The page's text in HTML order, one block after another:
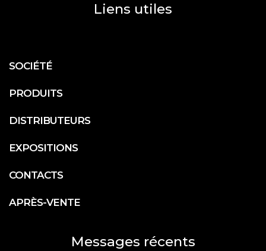
Liens utiles
SOCIÉTÉ
PRODUITS
DISTRIBUTEURS
EXPOSITIONS
CONTACTS
APRÈS-VENTE
Messages récents